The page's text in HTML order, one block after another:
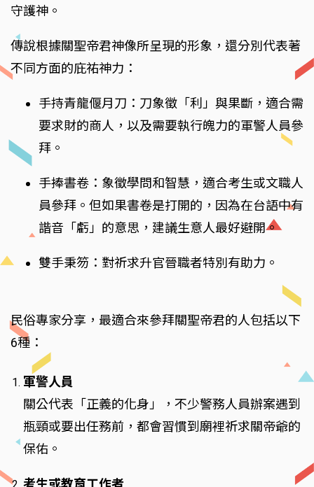
守護神。
傳說根據關聖帝君神像所呈現的形象，還分別代表著
不同方面的庇祐神力：
手持青龍偃月刀：刀象徵「利」與果斷，適合需
要求財的商人，以及需要執行魄力的軍警人員參
拜。
手捧書卷：象徵學問和智慧，適合考生或文職人
員參拜。但如果書卷是打開的，因為在台語中有
諧音「虧」的意思，建議生意人最好避開。
雙手秉笏：對祈求升官晉職者特別有助力。
民俗專家分享，最適合來參拜關聖帝君的人包括以下
6種：
軍警人員
關公代表「正義的化身」，不少警務人員辦案遇到
瓶頸或要出任務前，都會習慣到廟裡祈求關帝爺的
保佑。
考生或教育工作者